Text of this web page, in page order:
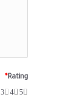
Rating
*
5
4
3